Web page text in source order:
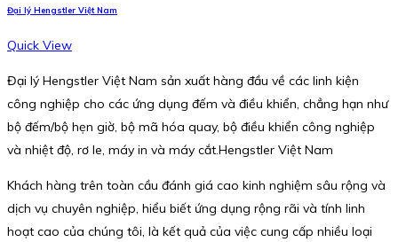
Đại lý Hengstler Việt Nam
Quick View
Đại lý Hengstler Việt Nam sản xuất hàng đầu về các linh kiện
công nghiệp cho các ứng dụng đếm và điều khiển, chẳng hạn như
bộ đếm/bộ hẹn giờ, bộ mã hóa quay, bộ điều khiển công nghiệp
và nhiệt độ, rơ le, máy in và máy cắt.Hengstler Việt Nam
Khách hàng trên toàn cầu đánh giá cao kinh nghiệm sâu rộng và
dịch vụ chuyên nghiệp, hiểu biết ứng dụng rộng rãi và tính linh
hoạt cao của chúng tôi, là kết quả của việc cung cấp nhiều loại